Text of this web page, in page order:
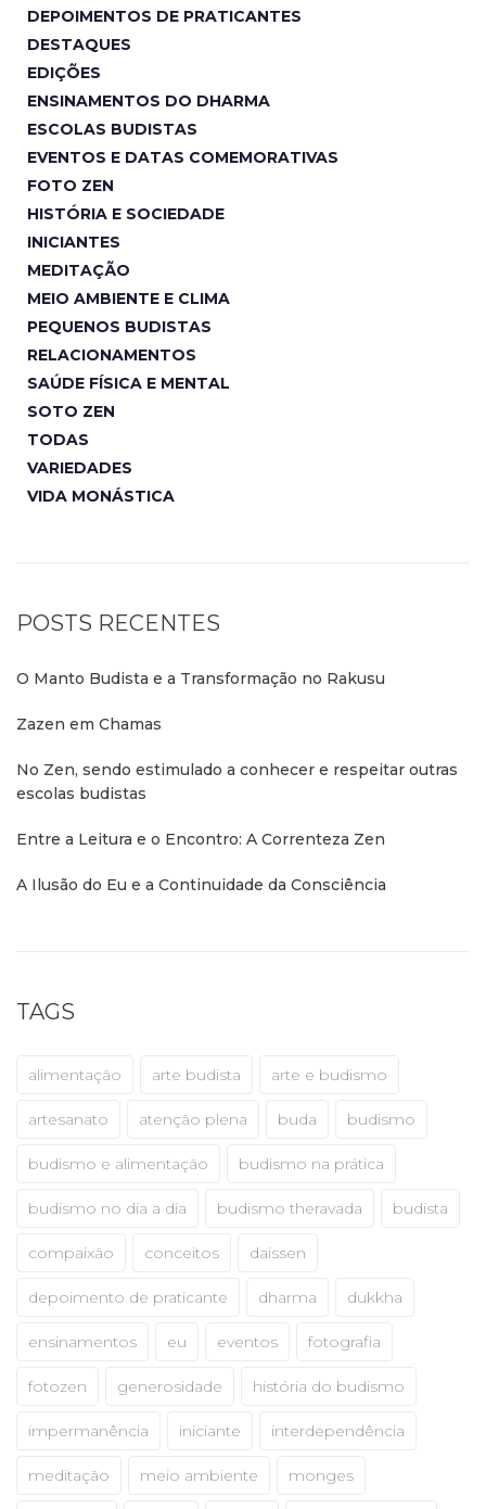
DEPOIMENTOS DE PRATICANTES
DESTAQUES
EDIÇÕES
ENSINAMENTOS DO DHARMA
ESCOLAS BUDISTAS
EVENTOS E DATAS COMEMORATIVAS
FOTO ZEN
HISTÓRIA E SOCIEDADE
INICIANTES
MEDITAÇÃO
MEIO AMBIENTE E CLIMA
PEQUENOS BUDISTAS
RELACIONAMENTOS
SAÚDE FÍSICA E MENTAL
SOTO ZEN
TODAS
VARIEDADES
VIDA MONÁSTICA
POSTS RECENTES
O Manto Budista e a Transformação no Rakusu
Zazen em Chamas
No Zen, sendo estimulado a conhecer e respeitar outras
escolas budistas
Entre a Leitura e o Encontro: A Correnteza Zen
A Ilusão do Eu e a Continuidade da Consciência
TAGS
alimentação arte budista arte e budismo
artesanato atenção plena buda budismo
budismo e alimentação budismo na prática
budismo no dia a dia budismo theravada budista
compaixão conceitos daissen
depoimento de praticante dharma dukkha
ensinamentos eu eventos fotografia
fotozen generosidade história do budismo
impermanência iniciante interdependência
meditação meio ambiente monges